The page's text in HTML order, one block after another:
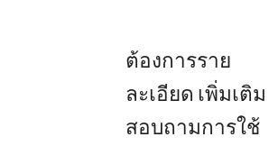
ต้องการราย
ละเอียด เพิ่มเติม
สอบถามการใช้